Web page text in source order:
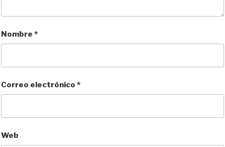
Nombre *
Correo electrónico *
Web